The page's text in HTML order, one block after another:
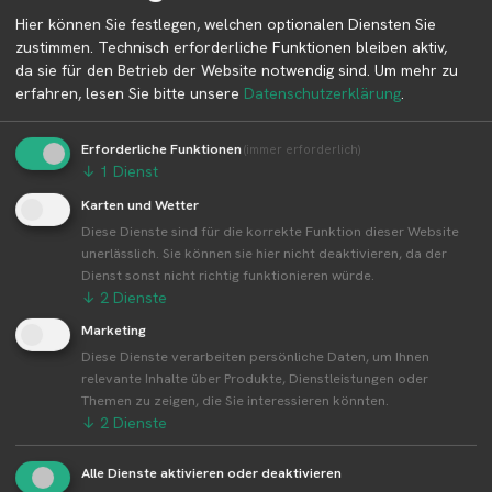
Betreiber kontaktieren
Auf der Profilseite des Betreibers findest du weitere
Informationen zum Betreiber und
Kontaktmöglichkeiten.
Weitere Standorte von Blumen Bär
Blumen Bär betreibt 41 Standorte
Alle Standorte von Blumen Bär↗
Kompakte Übersicht aller Standorte inkl.
Hier können Sie festlegen, welchen optionalen Diensten Sie
zustimmen. Technisch erforderliche Funktionen bleiben aktiv,
da sie für den Betrieb der Website notwendig sind. Um mehr zu
erfahren, lesen Sie bitte unsere Datenschutzerklärung.
Erforderliche Funktionen(immer erforderlich)
↓ 1 Dienst
Karten und Wetter
Diese Dienste sind für die korrekte Funktion dieser Website
unerlässlich. Sie können sie hier nicht deaktivieren, da der
Dienst sonst nicht richtig funktionieren würde.
↓ 2 Dienste
Marketing
Diese Dienste verarbeiten persönliche Daten, um Ihnen
relevante Inhalte über Produkte, Dienstleistungen oder
Themen zu zeigen, die Sie interessieren könnten.
↓ 2 Dienste
Alle Dienste aktivieren oder deaktivieren